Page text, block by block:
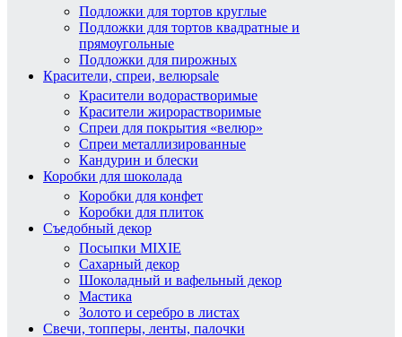
Подложки для тортов круглые
Подложки для тортов квадратные и
прямоугольные
Подложки для пирожных
Красители, спреи, велюрsale
Красители водорастворимые
Красители жирорастворимые
Спреи для покрытия «велюр»
Спреи металлизированные
Кандурин и блески
Коробки для шоколада
Коробки для конфет
Коробки для плиток
Съедобный декор
Посыпки MIXIE
Сахарный декор
Шоколадный и вафельный декор
Мастика
Золото и серебро в листах
Свечи, топперы, ленты, палочки